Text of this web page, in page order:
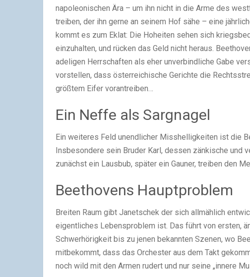
napoleonischen Ära – um ihn nicht in die Arme des
treiben, der ihn gerne an seinem Hof sähe – eine
kommt es zum Eklat: Die Hoheiten sehen sich
einzuhalten, und rücken das Geld nicht heraus.
adeligen Herrschaften als eher unverbindliche Gabe
vorstellen, dass österreichische Gerichte die
größtem Eifer vorantreiben…
Ein Neffe als Sargnagel
Ein weiteres Feld unendlicher Misshelligkeiten ist die
Insbesondere sein Bruder Karl, dessen zänkische und
zunächst ein Lausbub, später ein Gauner, treiben den
Beethovens Hauptproblem
Breiten Raum gibt Janetschek der sich allmählich
eigentliches Lebensproblem ist. Das führt von ersten,
Schwerhörigkeit bis zu jenen bekannten Szenen, wo
mitbekommt, dass das Orchester aus dem Takt
noch wild mit den Armen rudert und nur seine „innere